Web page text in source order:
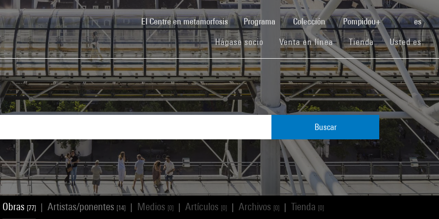
El Centre en metamorfosis(current)Programa Colección Pompidou+ es
Hágase socio (current)
Venta en línea(current)
Tienda(current)Usted es
Buscar
Obras [77] Artistas/ponentes [14] Medios [0] Artículos [0] Archivos [0] Tienda [0]